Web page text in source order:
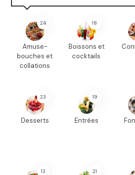
24
Amuse-
bouches et
collations
18
Boissons et
cocktails
23
Desserts
19
Entrées
13 21